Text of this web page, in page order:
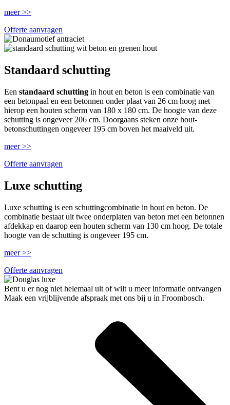
meer >>
Offerte aanvragen
Standaard schutting
Een standaard schutting in hout en beton is een combinatie van
een betonpaal en een betonnen onder plaat van 26 cm hoog met
hierop een houten scherm van 180 x 180 cm. De hoogte van deze
schutting is ongeveer 206 cm. Doorgaans steken onze hout-
betonschuttingen ongeveer 195 cm boven het maaiveld uit.
meer >>
Offerte aanvragen
Luxe schutting
Luxe schutting is een schuttingcombinatie in hout en beton. De
combinatie bestaat uit twee onderplaten van beton met een betonnen
afdekkap en daarop een houten scherm van 130 cm hoog. De totale
hoogte van de schutting is ongeveer 195 cm.
meer >>
Offerte aanvragen
Bent u er nog niet helemaal uit of wilt u meer informatie ontvangen
Maak een vrijblijvende afspraak met ons bij u in Froombosch.